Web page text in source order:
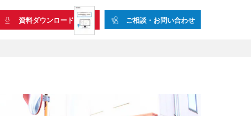
資料ダウンロード ご相談・お問い合わせ